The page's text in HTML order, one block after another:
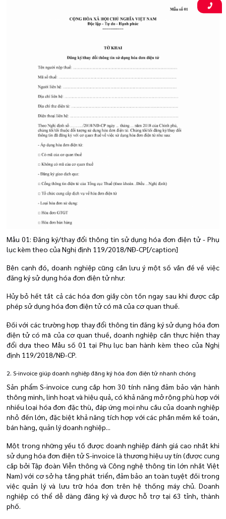
Mẫu 01: Đăng ký/thay đổi thông tin sử dụng hóa đơn điện tử - Phụ
lục kèm theo của Nghị định 119/2018/NĐ-CP[/caption]
Bên cạnh đó, doanh nghiệp cũng cần lưu ý một số vấn đề về việc
đăng ký sử dụng hóa đơn điện tử như:
Hủy bỏ hết tất cả các hóa đơn giấy còn tồn ngay sau khi được cấp
phép sử dụng hóa đơn điện tử có mã của cơ quan thuế.
Đối với các trường hợp thay đổi thông tin đăng ký sử dụng hóa đơn
điện tử có mã của cơ quan thuế, doanh nghiệp cần thực hiện thay
đổi dựa theo Mẫu số 01 tại Phụ lục ban hành kèm theo của Nghị
định 119/2018/NĐ-CP.
2. S-invoice giúp doanh nghiệp đăng ký hóa đơn điện tử nhanh chóng
Sản phẩm S-invoice cung cấp hơn 30 tính năng đảm bảo vận hành
thông minh, linh hoạt và hiệu quả, có khả năng mở rộng phù hợp với
nhiều loại hóa đơn đặc thù, đáp ứng mọi nhu cầu của doanh nghiệp
nhỏ đến lớn, đặc biệt khả năng tích hợp với các phần mềm kế toán,
bán hàng, quản lý doanh nghiệp...
Một trong những yếu tố được doanh nghiệp đánh giá cao nhất khi
sử dụng hóa đơn điện tử S-invoice là thương hiệu uy tín (được cung
cấp bởi Tập đoàn Viễn thông và Công nghệ thông tin lớn nhất Việt
Nam) với cơ sở hạ tầng phát triển, đảm bảo an toàn tuyệt đối trong
việc quản lý và lưu trữ hóa đơn trên hệ thống máy chủ. Doanh
nghiệp có thể dễ dàng đăng ký và được hỗ trợ tại 63 tỉnh, thành
phố.